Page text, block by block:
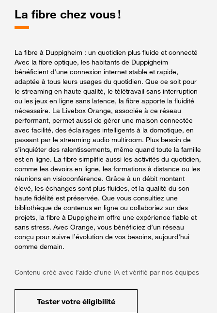
La fibre chez vous !
La fibre à Duppigheim : un quotidien plus fluide et connecté
Avec la fibre optique, les habitants de Duppigheim
bénéficient d’une connexion internet stable et rapide,
adaptée à tous leurs usages du quotidien. Que ce soit pour
le streaming en haute qualité, le télétravail sans interruption
ou les jeux en ligne sans latence, la fibre apporte la fluidité
nécessaire. La Livebox Orange, associée à ce réseau
performant, permet aussi de gérer une maison connectée
avec facilité, des éclairages intelligents à la domotique, en
passant par le streaming audio multiroom. Plus besoin de
s’inquiéter des ralentissements, même quand toute la famille
est en ligne. La fibre simplifie aussi les activités du quotidien,
comme les devoirs en ligne, les formations à distance ou les
réunions en visioconférence. Grâce à un débit montant
élevé, les échanges sont plus fluides, et la qualité du son
haute fidélité est préservée. Que vous consultiez une
bibliothèque de contenus en ligne ou collaboriez sur des
projets, la fibre à Duppigheim offre une expérience fiable et
sans stress. Avec Orange, vous bénéficiez d’un réseau
conçu pour suivre l’évolution de vos besoins, aujourd’hui
comme demain.
Contenu créé avec l’aide d’une IA et vérifié par nos équipes
Tester votre éligibilité